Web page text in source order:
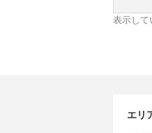
表示して
エリ